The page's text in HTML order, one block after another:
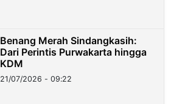
Benang Merah Sindangkasih:
Dari Perintis Purwakarta hingga
KDM
21/07/2026 - 09:22